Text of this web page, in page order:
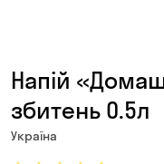
Напій
збитень 0.5л
Україна